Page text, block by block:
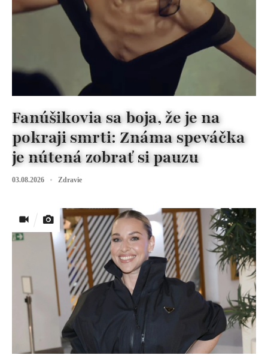
Fanúšikovia sa boja, že je na
pokraji smrti: Známa speváčka
je nútená zobrať si pauzu
03.08.2026 Zdravie